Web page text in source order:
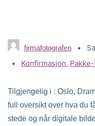
firmafotografen
Categories:
Konfirmasjon, Pakke-
Tilgjengelig i : Oslo,
full oversikt over hva du
stede og når digitale